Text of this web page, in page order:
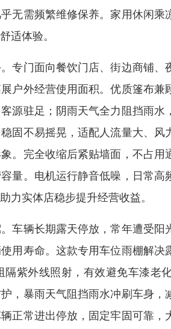
无需频繁维修保养。家用休闲
适体验。
专门面向餐饮门店、街边商铺
户外经营使用面积。优质篷布
源驻足；阴雨天气全力阻挡雨
固不易摇晃，适配人流量大、
。完全收缩后紧贴墙面，不占
量。电机运行静音低噪，日常
力实体店稳步提升经营收益。
车辆长期露天停放，常年遭受
用寿命。这款专用车位雨棚解
紫外线照射，有效避免车漆老
，暴雨天气阻挡雨水冲刷车身
正常进出停放，固定牢固可靠